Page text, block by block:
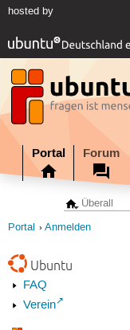
hosted by
Portal Forum
Portal Anmelden
Ubuntu
FAQ
Verein